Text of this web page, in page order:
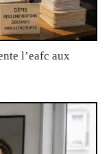
l’eafc aux